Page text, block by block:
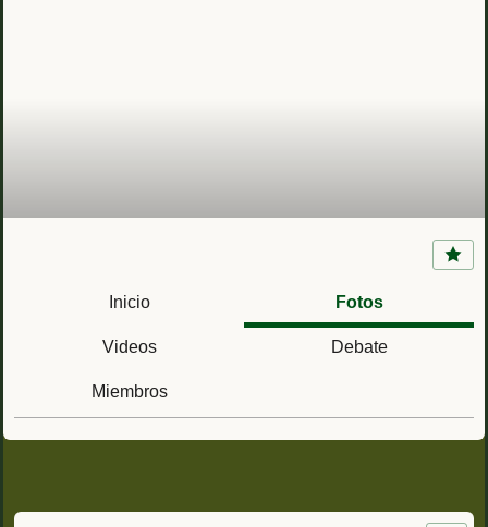
La Armada en el Protectorado Español de
Marruecos (1909-1956)
Inicio Fotos
Videos Debate
Miembros